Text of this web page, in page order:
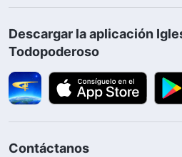
Descargar la aplicación
Todopoderoso
Contáctanos